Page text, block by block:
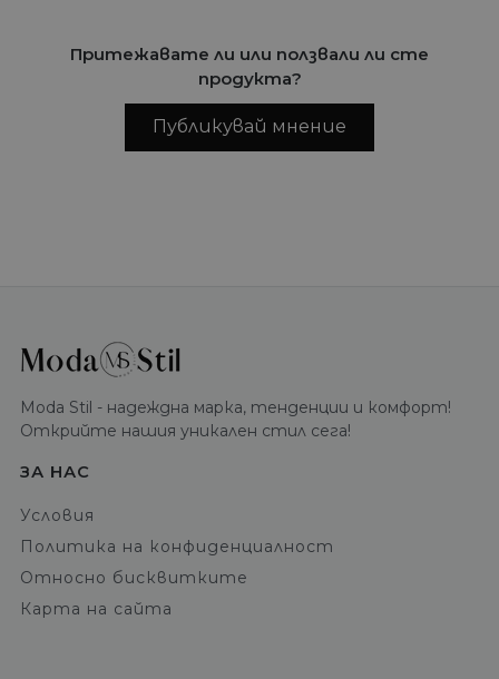
Притежавате ли или ползвали ли сте
продукта?
Публикувай мнение
Moda Stil - надеждна марка, тенденции и комфорт!
Открийте нашия уникален стил сега!
ЗА НАС
Условия
Политика на конфиденциалност
Относно бисквитките
Карта на сайта